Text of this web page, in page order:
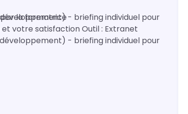
- briefing individuel pour
par la formatrice
Evaluation de fin de formation sur votre progression et votre satisfaction Outil : Extranet
- briefing individuel pour